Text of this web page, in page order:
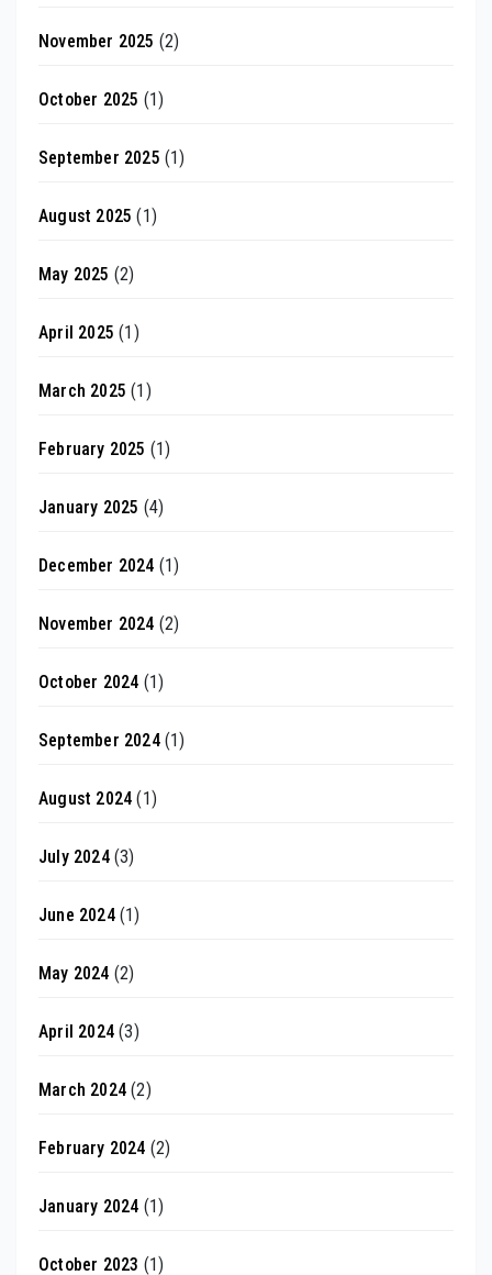
November 2025 (2)
October 2025 (1)
September 2025 (1)
August 2025 (1)
May 2025 (2)
April 2025 (1)
March 2025 (1)
February 2025 (1)
January 2025 (4)
December 2024 (1)
November 2024 (2)
October 2024 (1)
September 2024(1)
August 2024 (1)
July 2024(3)
June 2024(1)
May 2024 (2)
April 2024 (3)
March 2024 (2)
February 2024 (2)
January 2024 (1)
October 2023 (1)